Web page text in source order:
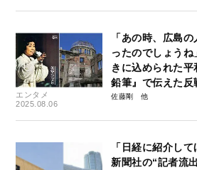
エンタメ
2025.08.06
「あの時、広島
ったのでしょう
きに込められた
鉛筆』で伝えた反
佐藤剛
「日経に紹介し
新聞社の“記者流